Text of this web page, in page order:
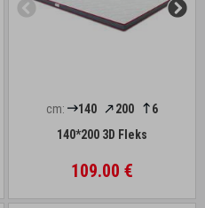
cm: 140 200
6
140*200 3D Fleks
109.00 €